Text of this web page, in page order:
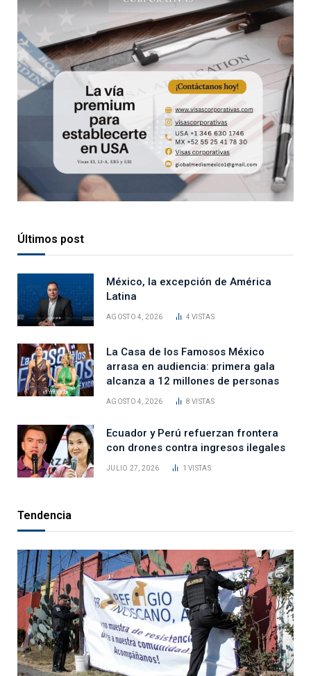
Últimos post
México, la excepción de América
Latina
AGOSTO 4, 2026 4VISTAS
La Casa de los Famosos México
arrasa en audiencia: primera gala
alcanza a 12 millones de personas
AGOSTO 4, 2026 8VISTAS
Ecuador y Perú refuerzan frontera
con drones contra ingresos ilegales
JULIO 27, 2026 1VISTAS
Tendencia